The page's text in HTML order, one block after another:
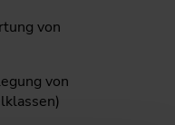
von
von